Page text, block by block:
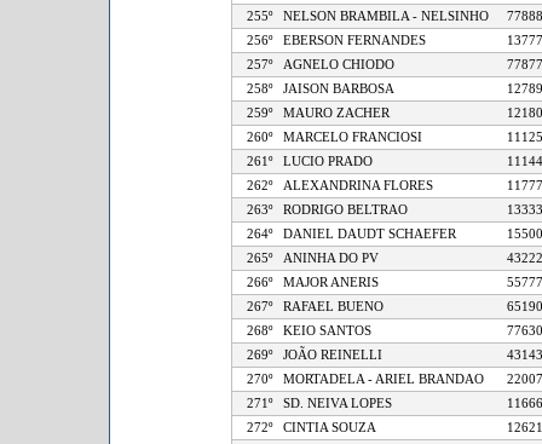
255º
NELSON BRAMBILA - NELSINHO
256º
EBERSON FERNANDES
257º
AGNELO CHIODO
258º
JAISON BARBOSA
259º
MAURO ZACHER
260º
MARCELO FRANCIOSI
261º
LUCIO PRADO
262º
ALEXANDRINA FLORES
263º
RODRIGO BELTRAO
264º
DANIEL DAUDT SCHAEFER
265º
ANINHA DO PV
266º
MAJOR ANERIS
267º
RAFAEL BUENO
268º
KEIO SANTOS
269º
JOÃO REINELLI
270º
MORTADELA - ARIEL BRANDAO
271º
SD. NEIVA LOPES
272º
CINTIA SOUZA